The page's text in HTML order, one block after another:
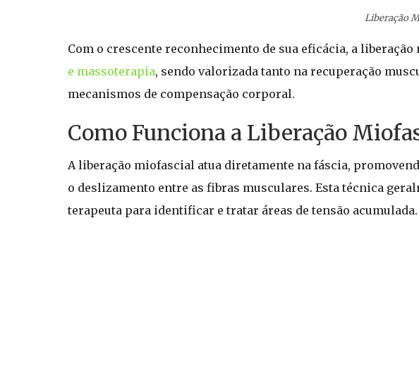
Liberação
Com o crescente reconhecimento de sua eficácia, a
e massoterapia, sendo valorizada tanto na recuperação
mecanismos de compensação corporal.
Como Funciona a Liberação
A liberação miofascial atua diretamente na fáscia,
o deslizamento entre as fibras musculares. Esta técnica
terapeuta para identificar e tratar áreas de tensão acumulada.